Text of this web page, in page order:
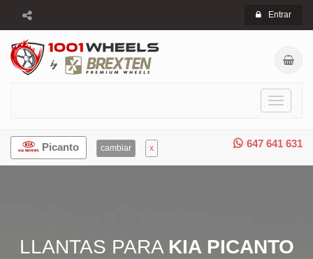
Entrar
Toggle
647 641 631
Picanto cambiar x
LLANTAS PARA KIA PICANTO